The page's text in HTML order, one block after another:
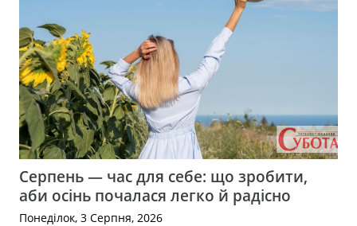
Серпень — час для себе: що зробити,
аби осінь почалася легко й радісно
Понеділок, 3 Серпня, 2026